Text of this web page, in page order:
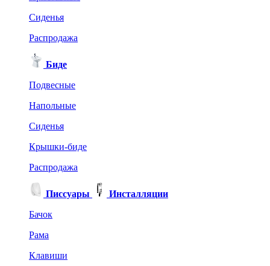
Сиденья
Распродажа
Биде
Подвесные
Напольные
Сиденья
Крышки-биде
Распродажа
Писсуары
Инсталляции
Бачок
Рама
Клавиши